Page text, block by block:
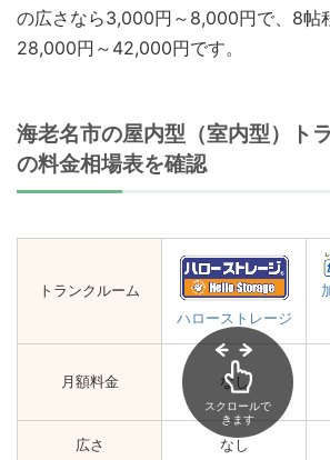
の広さなら3,000円～8,000円で、8帖
28,000円～42,000円です。
海老名市の屋内型（室内型）ト
の料金相場表を確認
トランクルーム
ハローストレージ
月額料金 なし
広さ なし
スクロールで
きます